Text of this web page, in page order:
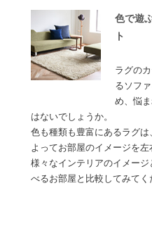
色で遊
ト
ラグの
るソフ
め、悩
はないでしょうか。
色も種類も豊富にあるラグ
よってお部屋のイメージを左
様々なインテリアのイメー
べるお部屋と比較してみて